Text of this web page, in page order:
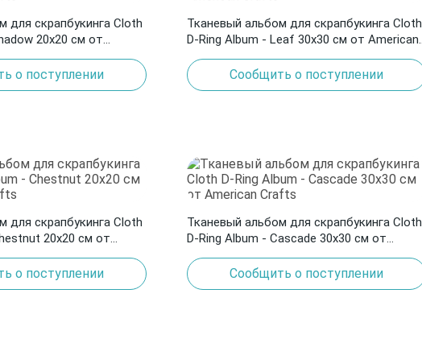
для скрапбукинга Cloth
20х20 см от
о поступлении
Тканевый альбом для скрапбукинга Cloth
D-Ring Album - Leaf 30х30 см от American
Crafts
Сообщить о поступлении
для скрапбукинга Cloth
20х20 см от
о поступлении
Тканевый альбом для скрапбукинга Cloth
D-Ring Album - Cascade 30х30 см от
American Crafts
Сообщить о поступлении